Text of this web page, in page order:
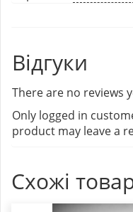
Відгуки
There are no reviews
Only logged in
product may leave a
Схожі